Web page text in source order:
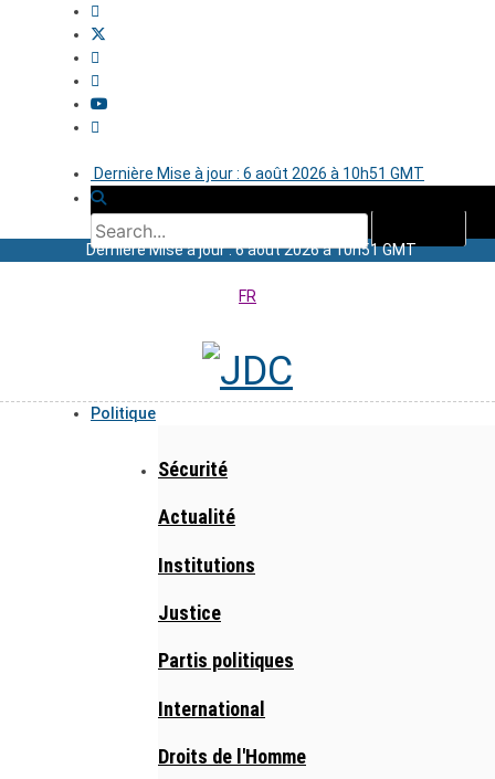
Dernière Mise à jour : 6 août 2026 à 10h51 GMT
Dernière Mise à jour : 6 août 2026 à 10h51 GMT
FR
Politique
Sécurité
Actualité
Institutions
Justice
Partis politiques
International
Droits de l'Homme